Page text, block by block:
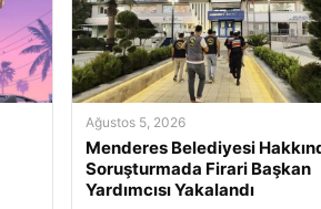
Ağustos 5, 2026
Menderes Belediyesi
Soruşturmada Firari Başkan
Yardımcısı Yakalandı